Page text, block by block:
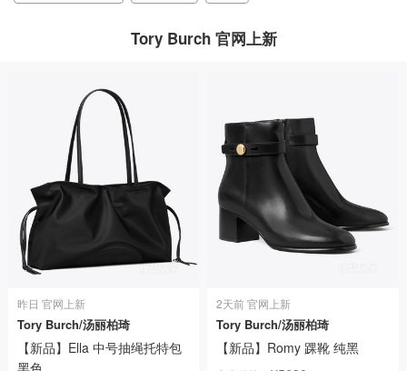
Tory Burch 官网上新
昨日 官网上新
Tory Burch/汤丽柏琦
【新品】Ella 中号抽绳托特包
2天前 官网上新
Tory Burch/汤丽柏琦
【新品】Romy 踝靴 纯黑